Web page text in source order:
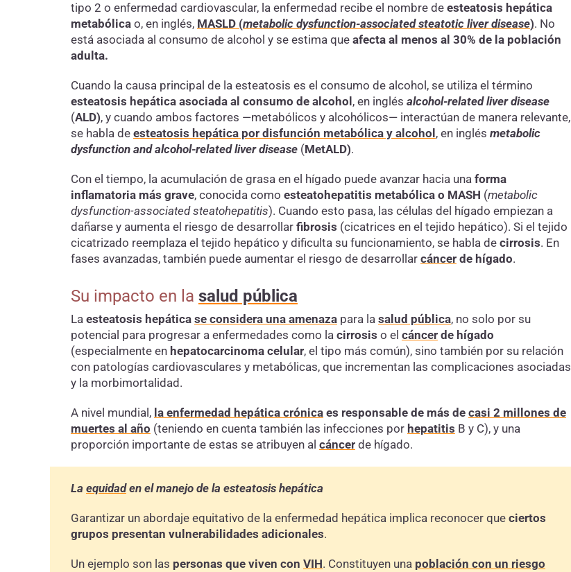
tipo 2 o enfermedad cardiovascular, la enfermedad recibe el nombre de esteatosis hepática
metabólica o, en inglés, MASLD (metabolic dysfunction-associated steatotic liver disease). No
está asociada al consumo de alcohol y se estima que afecta al menos al 30% de la población
adulta.
Cuando la causa principal de la esteatosis es el consumo de alcohol, se utiliza el término
esteatosis hepática asociada al consumo de alcohol , en inglés alcohol-related liver disease
(ALD), y cuando ambos factores —metabólicos y alcohólicos— interactúan de manera relevante,
se habla de esteatosis hepática por disfunción metabólica y alcohol , en inglés metabolic
dysfunction and alcohol-related liver disease(MetALD).
Con el tiempo, la acumulación de grasa en el hígado puede avanzar hacia una forma
inflamatoria más grave, conocida como esteatohepatitis metabólica o MASH (metabolic
dysfunction-associated steatohepatitis). Cuando esto pasa, las células del hígado empiezan a
dañarse y aumenta el riesgo de desarrollar fibrosis (cicatrices en el tejido hepático). Si el tejido
cicatrizado reemplaza el tejido hepático y dificulta su funcionamiento, se habla de cirrosis. En
fases avanzadas, también puede aumentar el riesgo de desarrollar cáncerde hígado.
Su impacto en la salud pública
La esteatosis hepática se considera una amenazapara la salud pública, no solo por su
potencial para progresar a enfermedades como la cirrosis o el cáncerde hígado
(especialmente en hepatocarcinoma celular, el tipo más común), sino también por su relación
con patologías cardiovasculares y metabólicas, que incrementan las complicaciones asociadas
y la morbimortalidad.
A nivel mundial, la enfermedad hepática crónicaes responsable de más de casi 2 millones de
muertes al año (teniendo en cuenta también las infecciones por hepatitis B y C), y una
proporción importante de estas se atribuyen al cáncerde hígado.
La equidaden el manejo de la esteatosis hepática
Garantizar un abordaje equitativo de la enfermedad hepática implica reconocer que ciertos
grupos presentan vulnerabilidades adicionales.
Un ejemplo son las personas que viven con VIH. Constituyen una población con un riesgo